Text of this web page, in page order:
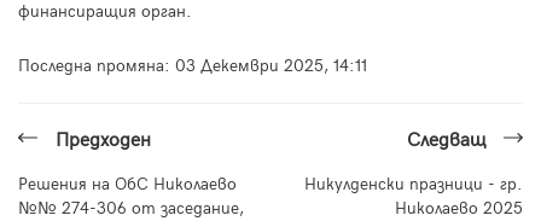
финансиращия орган.
Последна промяна: 03 Декември 2025, 14:11
Предходен
Решения на ОбС Николаево
№№ 274-306 от заседание,
Следващ
Никулденски празници - гр.
Николаево 2025